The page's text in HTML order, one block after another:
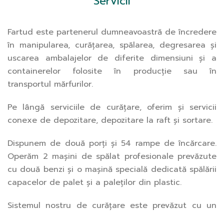
Fartud este partenerul dumneavoastră de încredere
în manipularea, curățarea, spălarea, degresarea și
uscarea ambalajelor de diferite dimensiuni și a
containerelor folosite în producție sau în
transportul mărfurilor.
Pe lângă serviciile de curățare, oferim și servicii
conexe de depozitare, depozitare la raft și sortare.
Dispunem de două porți și 54 rampe de încărcare.
Operăm 2 mașini de spălat profesionale prevăzute
cu două benzi și o mașină specială dedicată spălării
capacelor de palet și a paleților din plastic.
Sistemul nostru de curățare este prevăzut cu un